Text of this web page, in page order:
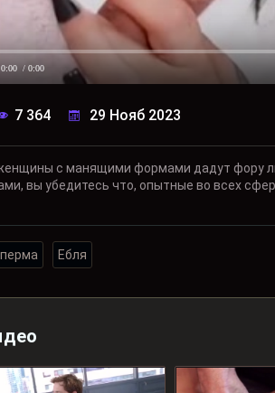
0:00 / 0:00
7 364 29 Нояб 2023
с манящими формами дадут фору
вы убедитесь что, опытные во всех
Ебля